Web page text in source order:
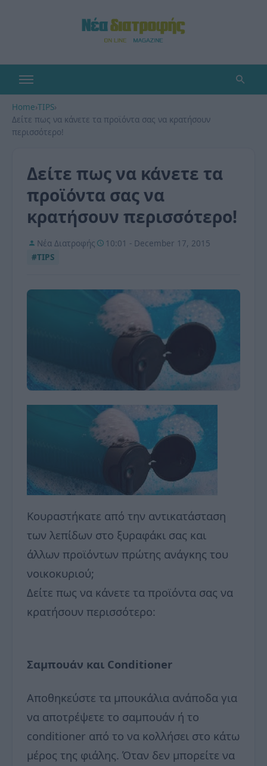
Home›TIPS›
Δείτε πως να κάνετε τα προϊόντα σας να κρατήσουν
περισσότερο!
Δείτε πως να κάνετε τα
προϊόντα σας να
κρατήσουν περισσότερο!
Νέα Διατροφής
10:01 - December 17, 2015
#TIPS
Κουραστήκατε από την αντικατάσταση
των λεπίδων στο ξυραφάκι σας και
άλλων προϊόντων πρώτης ανάγκης του
νοικοκυριού;
Δείτε πως να κάνετε τα προϊόντα σας να
κρατήσουν περισσότερο:
Σαμπουάν και Conditioner
Αποθηκεύστε τα μπουκάλια ανάποδα για
να αποτρέψετε το σαμπουάν ή το
conditioner από το να κολλήσει στο κάτω
μέρος της φιάλης. Όταν δεν μπορείτε να